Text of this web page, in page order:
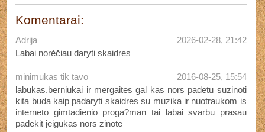
Komentarai:
Adrija
2026-02-28, 21:42
Labai norėčiau daryti skaidres
minimukas tik tavo
2016-08-25, 15:54
labukas.berniukai ir mergaites gal kas nors padetu suzinoti
kita buda kaip padaryti skaidres su muzika ir nuotraukom is
interneto gimtadienio proga?man tai labai svarbu prasau
padekit jeigukas nors zinote